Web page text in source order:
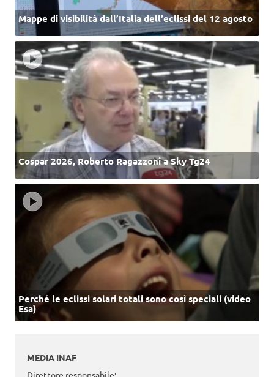
Mappe di visibilità dall’Italia dell'eclissi del 12 agosto
Cospar 2026, Roberto Ragazzoni a Sky Tg24
Perché le eclissi solari totali sono così speciali (video
Esa)
MEDIA INAF
Direttore responsabile: